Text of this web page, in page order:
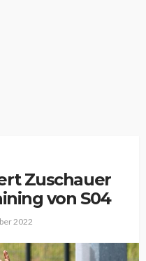
Zuschauer
von S04
2022